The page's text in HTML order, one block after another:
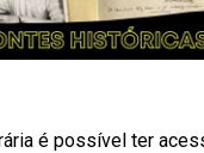
é possível ter